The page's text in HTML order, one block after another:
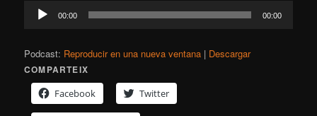
Reproductor
00:00 00:00
Podcast: Reproducir en una nueva ventana | Descargar
COMPARTEIX
Facebook
Twitter